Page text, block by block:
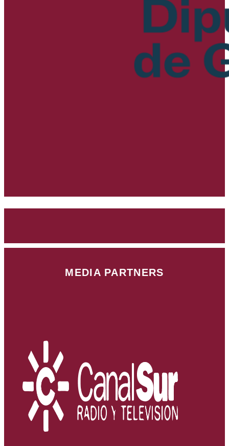
MEDIA PARTNERS